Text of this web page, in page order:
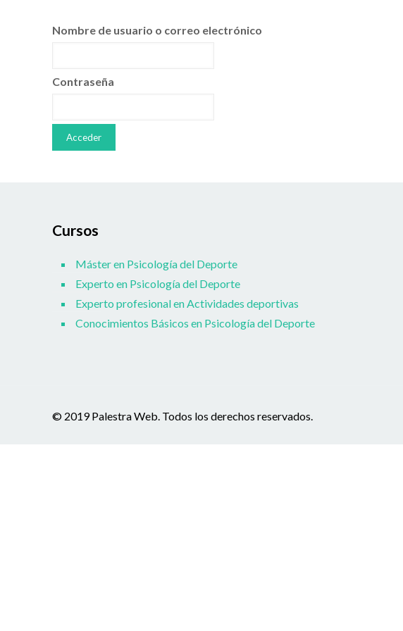
Nombre de usuario o correo electrónico
Contraseña
Cursos
Máster en Psicología del Deporte
Experto en Psicología del Deporte
Experto profesional en Actividades deportivas
Conocimientos Básicos en Psicología del Deporte
© 2019 Palestra Web. Todos los derechos reservados.